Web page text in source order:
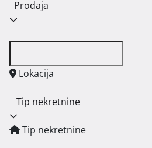
Prodaja
Lokacija
Tip nekretnine
Tip nekretnine